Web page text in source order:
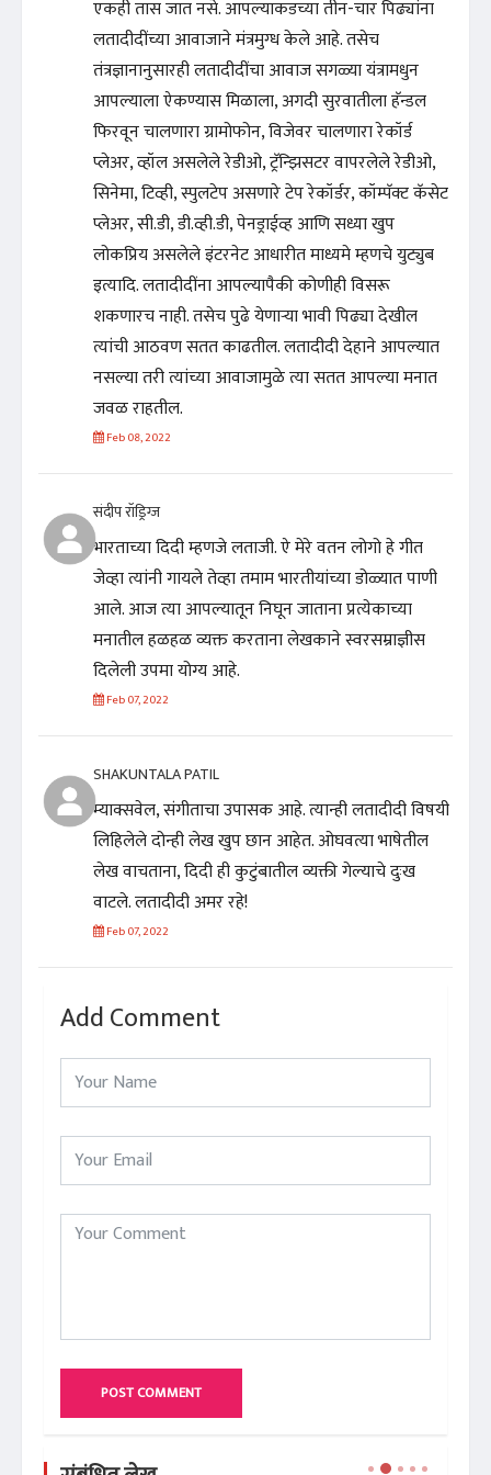
एकही तास जात नसे. आपल्याकडच्या तीन-चार पिढ्यांना
लतादीदींच्या आवाजाने मंत्रमुग्ध केले आहे. तसेच
तंत्रज्ञानानुसारही लतादीदींचा आवाज सगळ्या यंत्रामधुन
आपल्याला ऐकण्यास मिळाला, अगदी सुरवातीला हॅन्डल
फिरवून चालणारा ग्रामोफोन, विजेवर चालणारा रेकॉर्ड
प्लेअर, व्हॉल असलेले रेडीओ, ट्रॅन्झिसटर वापरलेले रेडीओ,
सिनेमा, टिव्ही, स्पुलटेप असणारे टेप रेकॉर्डर, कॉम्पॅक्ट कॅसेट
प्लेअर, सी.डी, डी.व्ही.डी, पेनड्राईव्ह आणि सध्या खुप
लोकप्रिय असलेले इंटरनेट आधारीत माध्यमे म्हणचे युट्युब
इत्यादि. लतादीदींना आपल्यापैकी कोणीही विसरू
शकणारच नाही. तसेच पुढे येणाऱ्या भावी पिढ्या देखील
त्यांची आठवण सतत काढतील. लतादीदी देहाने आपल्यात
नसल्या तरी त्यांच्या आवाजामुळे त्या सतत आपल्या मनात
जवळ राहतील.
Feb 08, 2022
संदीप रॉड्रिग्ज
भारताच्या दिदी म्हणजे लताजी. ऐ मेरे वतन लोगो हे गीत
जेव्हा त्यांनी गायले तेव्हा तमाम भारतीयांच्या डोळ्यात पाणी
आले. आज त्या आपल्यातून निघून जाताना प्रत्येकाच्या
मनातील हळहळ व्यक्त करताना लेखकाने स्वरसम्राज्ञीस
दिलेली उपमा योग्य आहे.
Feb 07, 2022
SHAKUNTALA PATIL
म्याक्सवेल, संगीताचा उपासक आहे. त्यान्ही लतादीदी विषयी
लिहिलेले दोन्ही लेख खुप छान आहेत. ओघवत्या भाषेतील
लेख वाचताना, दिदी ही कुटुंबातील व्यक्ती गेल्याचे दुःख
वाटले. लतादीदी अमर रहे!
Feb 07, 2022
Add Comment
POST COMMENT